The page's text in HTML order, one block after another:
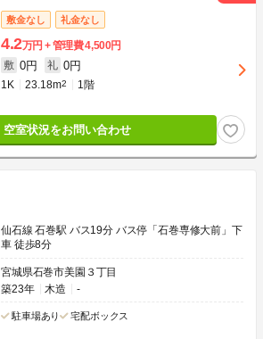
敷金なし 礼金なし
4.2万円 管理費4,500円
敷 0円 礼 0円
1K 23.18m2 1階
空室状況をお問い合わせ
仙石線 石巻駅 バス19分 バス停「石巻専修大前」下
車 徒歩8分
宮城県石巻市美園３丁目
築23年
木造 -
駐車場あり 宅配ボックス